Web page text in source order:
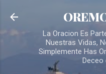
Skip to
La Oracion Es
Nuestras Vidas,
Simplemente Has
Deceo